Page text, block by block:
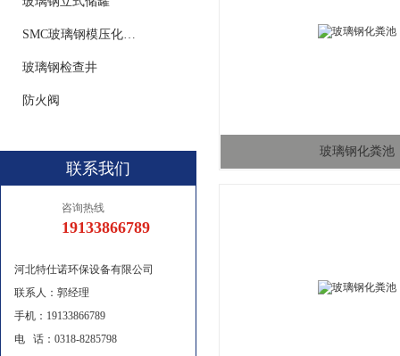
SMC玻璃钢模压化粪池
玻璃钢检查井
防火阀
联系我们
咨询热线
19133866789
河北特仕诺环保设备有限公司
联系人：郭经理
手机：19133866789
电 话：0318-8285798
玻璃钢化粪池